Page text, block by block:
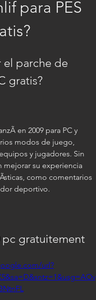
para PES
el parche de
gratis?
en 2009 para PC y
modos de juego,
y jugadores. Sin
su experiencia
como comentarios
deportivo.
pc gratuitement
url?